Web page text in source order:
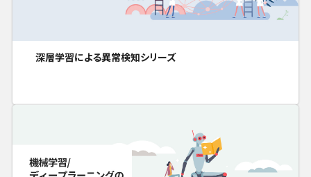
深層学習による異常検知シリーズ